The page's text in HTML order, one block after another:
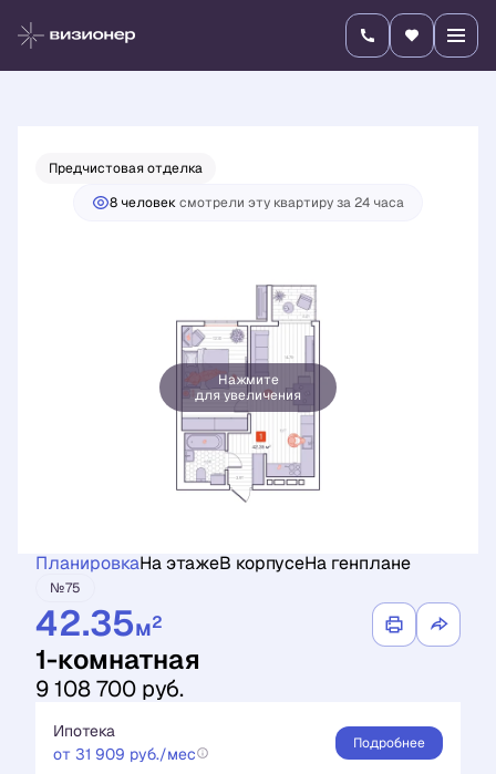
1-комнатная 9 108 700 руб.
Ипотека от 31 909 руб./мес.
Предчистовая отделка
8 человексмотрели эту квартиру за 24 часа
Нажмите
для увеличения
ПланировкаНа этажеВ корпусеНа генплане
№75
42.35м2
1-комнатная
9 108 700 руб.
Ипотека
от 31 909 руб./мес
Подробнее